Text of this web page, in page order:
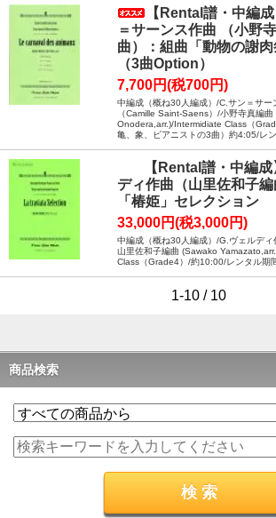
【Rental譜・中編
＝サーンス作曲 （小野
曲）：組曲「動物の謝肉
（3曲Option）
7,700円(税700円)
中編成（概ね30人編成）/C.サン＝サー
（Camille Saint-Saens）/小野寺真編曲
Onodera,arr.)/Intermidiate Class（
亀、象、ピアニストの3曲）約4:05/レ
【Rental譜・中編
ディ作曲（山里佐和子編
「椿姫」セレクション
33,000円(税3,000円)
中編成（概ね30人編成）/G.ヴェルデ
山里佐和子編曲 (Sawako
Class（Grade4）/約10:00/レンタル期
1-10 / 10
商品検索